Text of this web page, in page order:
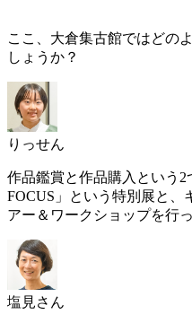
ここ、大倉集古館ではどの
しょうか？
りっせん
作品鑑賞と作品購入という
FOCUS」という特別展と、
アー＆ワークショップを行
塩見さん